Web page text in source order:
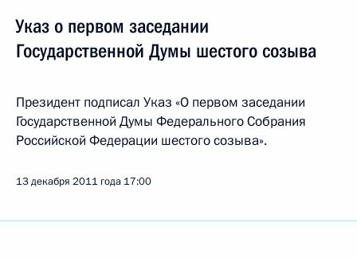
Указ о первом заседании
Государственной Думы шестого созыва
Президент подписал Указ «О первом заседании
Государственной Думы Федерального Собрания
Российской Федерации шестого созыва».
13 декабря 2011 года 17:00